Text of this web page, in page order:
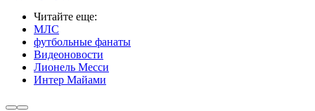
Читайте еще:
МЛС
футбольные фанаты
Видеоновости
Лионель Месси
Интер Майами